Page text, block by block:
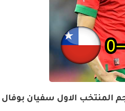
المنتخب الاول سفيان بوفال